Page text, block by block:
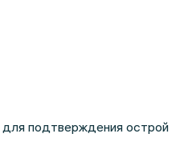
для подтверждения острой